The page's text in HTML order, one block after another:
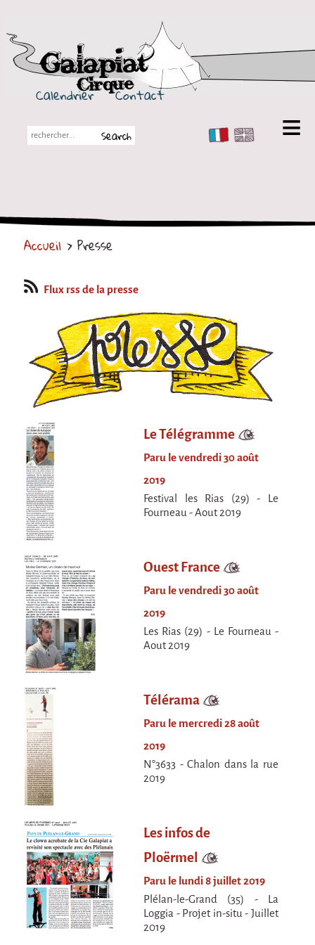
Galapiat Cirque
Calendrier
Contact
FR EN
Les Chapiteaux
Partenaires
Spectacles
Attraction Capillaire
BLANC
Courbatures
Courbatures
La Brise de la Pastille
L'âne & la carotte
Les maîtres du désordre
L'essaim - Projet participatif autour de la
Brise de la Pastille
Mad in Finland
Préviens les autres
Sans-culotte
Sans-Culotte
En création
Espèce d'idiot
Il va pleuvoir
HIKI
Mordicus (titre provisoire)
MORDICUS (titre provisoire)
En souvenir
Risque ZérO
BOI
Capilotractées
Accueil > Presse
Flux rss de la presse
Le Télégramme
Paru le vendredi 30 août
2019
Festival les Rias (29) - Le
Fourneau - Aout 2019
Ouest France
Paru le vendredi 30 août
2019
Les Rias (29) - Le Fourneau -
Aout 2019
Télérama
Paru le mercredi 28 août
2019
N°3633 - Chalon dans la rue
2019
Les infos de
Ploërmel
Paru le lundi 8 juillet 2019
Plélan-le-Grand (35) - La
Loggia - Projet in-situ - Juillet
2019